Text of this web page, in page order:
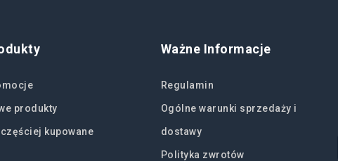
produkty
kupowane
Ważne Informacje
Regulamin
Ogólne warunki sprzedaży i
dostawy
Polityka zwrotów